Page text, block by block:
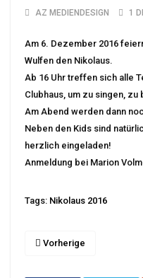
AZ MEDIENDESIGN 1
Am 6. Dezember 2016
Wulfen den Nikolaus.
Ab 16 Uhr treffen sich alle
Clubhaus, um zu singen,
Am Abend werden dann
Neben den Kids sind
herzlich eingeladen!
Anmeldung bei Marion
Tags: Nikolaus 2016
Vorherige